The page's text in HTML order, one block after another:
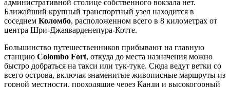
административной столице собственного вокзала нет.
Ближайший крупный транспортный узел находится в
соседнем Коломбо, расположенном всего в 8 километрах от
центра Шри-Джаяварденепура-Котте.
Большинство путешественников прибывают на главную
станцию Colombo Fort, откуда до места назначения можно
быстро добраться на такси или тук-туке. Сюда ведут ветки со
всего острова, включая знаменитые живописные маршруты из
горной местности, проходящие через Канди и высокогорный